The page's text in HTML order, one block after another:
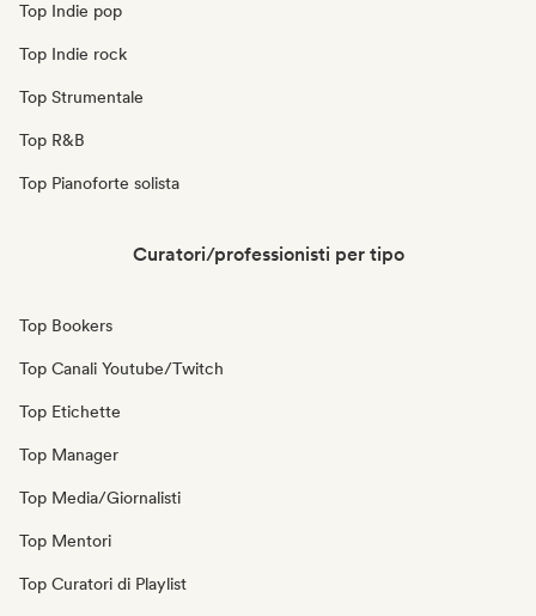
Top Indie pop
Top Indie rock
Top Strumentale
Top R&B
Top Pianoforte solista
Curatori/professionisti per tipo
Top Bookers
Top Canali Youtube/Twitch
Top Etichette
Top Manager
Top Media/Giornalisti
Top Mentori
Top Curatori di Playlist